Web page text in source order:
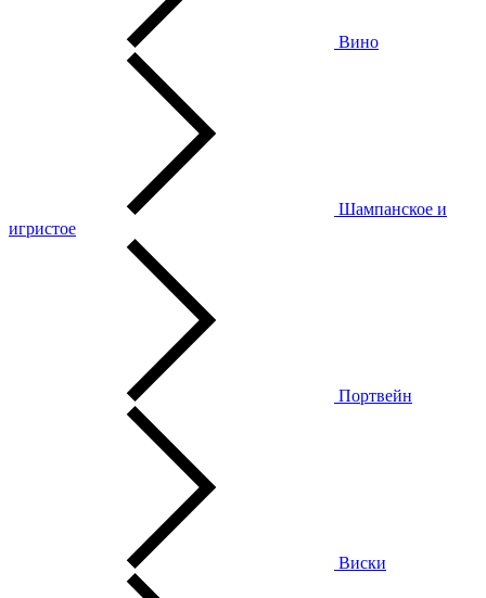
Вино
Шампанское и
игристое
Портвейн
Виски